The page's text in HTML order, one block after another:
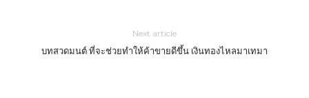
Next article
บทสวดมนต์ ที่จะช่วยทำให้ค้าขายดีขึ้น เงินทองไหลมาเทมา